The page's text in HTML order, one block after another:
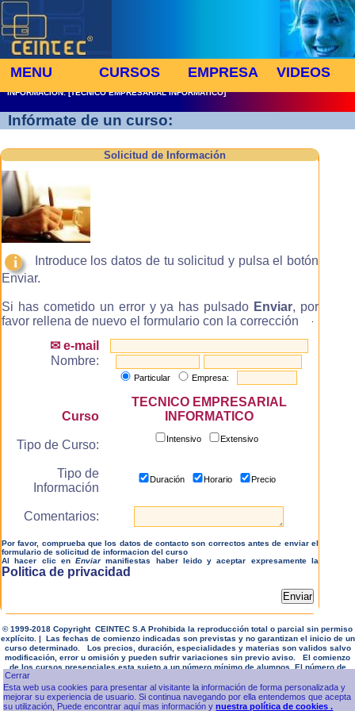
MENU CURSOS EMPRESA VIDEOS
INFORMACION: [TECNICO EMPRESARIAL INFORMATICO]
Infórmate de un curso:
Solicitud de Información
i
Introduce los datos de tu solicitud y pulsa el botón
Enviar.
Si has cometido un error y ya has pulsado Enviar, por
favor rellena de nuevo el formulario con la corrección
✉ e-mail
Nombre:
Particular Empresa:
Curso
TECNICO EMPRESARIAL
INFORMATICO
Tipo de Curso: Intensivo Extensivo
Tipo de
Información
Duración Horario Precio
Comentarios:
Por favor, comprueba que los datos de contacto son correctos antes de enviar el
formulario de solicitud de informacion del curso
Al hacer clic enEnviarmanifiestas haber leido y aceptar expresamente la
Politica de privacidad
© 1999-2018 Copyright CEINTEC S.A Prohibida la reproducción total o parcial sin permiso
explícito. | Las fechas de comienzo indicadas son previstas y no garantizan el inicio de un
curso determinado. Los precios, duración, especialidades y materias son validos salvo
modificación, error u omisión y pueden sufrir variaciones sin previo aviso. El comienzo
de los cursos presenciales esta sujeto a un número mínimo de alumnos. El número de
horas de cursos extensivos es aproximado y se refiere a los comenzados en Setiembre.
Esta web usa cookies para presentar al visitante la información de forma personalizada y
mejorar su experiencia de usuario. Si continua navegando por ella entendemos que acepta
su utilización, Puede encontrar aquí mas información ynuestra política de cookies .